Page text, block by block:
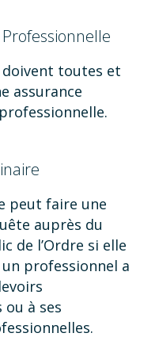
doivent toutes et
assurance
peut faire une
auprès du
de l’Ordre si elle
professionnel a
à ses